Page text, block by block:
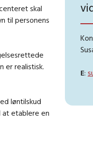
skal
til personens
er realistisk.
løntilskud
at etablere en
E: